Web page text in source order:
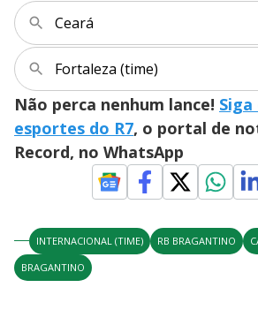
Ceará
Fortaleza (time)
Não perca nenhum lance!
esportes do R7, o portal de
Record, no WhatsApp
INTERNACIONAL (TIME) RB BRAGANTINO
BRAGANTINO